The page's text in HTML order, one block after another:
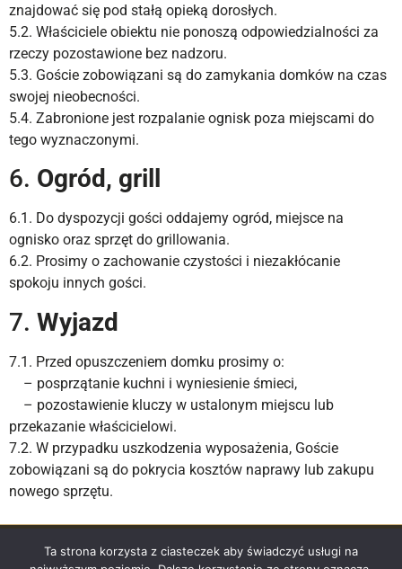
znajdować się pod stałą opieką dorosłych.
5.2. Właściciele obiektu nie ponoszą odpowiedzialności za
rzeczy pozostawione bez nadzoru.
5.3. Goście zobowiązani są do zamykania domków na czas
swojej nieobecności.
5.4. Zabronione jest rozpalanie ognisk poza miejscami do
tego wyznaczonymi.
6. Ogród, grill
6.1. Do dyspozycji gości oddajemy ogród, miejsce na
ognisko oraz sprzęt do grillowania.
6.2. Prosimy o zachowanie czystości i niezakłócanie
spokoju innych gości.
7. Wyjazd
7.1. Przed opuszczeniem domku prosimy o:
– posprzątanie kuchni i wyniesienie śmieci,
– pozostawienie kluczy w ustalonym miejscu lub
przekazanie właścicielowi.
7.2. W przypadku uszkodzenia wyposażenia, Goście
zobowiązani są do pokrycia kosztów naprawy lub zakupu
nowego sprzętu.
Ta strona korzysta z ciasteczek aby świadczyć usługi na